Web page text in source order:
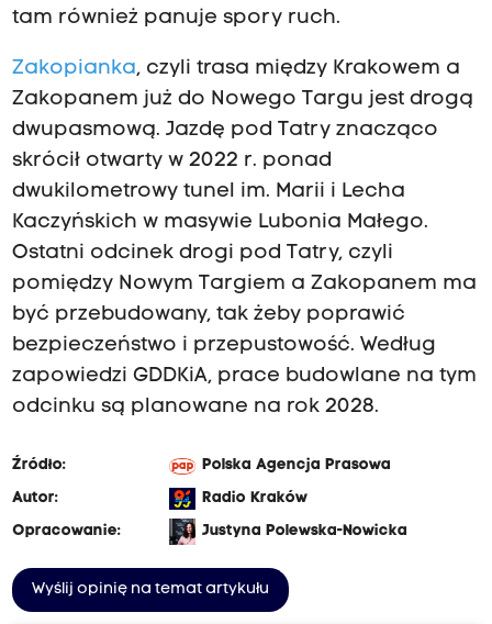
tam również panuje spory ruch.
Zakopianka, czyli trasa między Krakowem a
Zakopanem już do Nowego Targu jest drogą
dwupasmową. Jazdę pod Tatry znacząco
skrócił otwarty w 2022 r. ponad
dwukilometrowy tunel im. Marii i Lecha
Kaczyńskich w masywie Lubonia Małego.
Ostatni odcinek drogi pod Tatry, czyli
pomiędzy Nowym Targiem a Zakopanem ma
być przebudowany, tak żeby poprawić
bezpieczeństwo i przepustowość. Według
zapowiedzi GDDKiA, prace budowlane na tym
odcinku są planowane na rok 2028.
Źródło:
Polska Agencja Prasowa
Autor:
Radio Kraków
Opracowanie:
Justyna Polewska-Nowicka
Wyślij opinię na temat artykułu